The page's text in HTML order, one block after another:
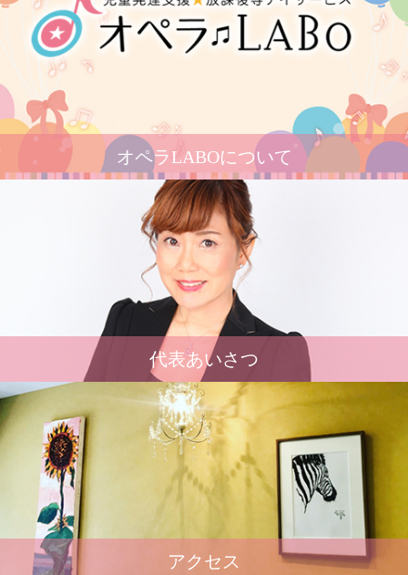
オペラLABOについて
代表あいさつ
アクセス